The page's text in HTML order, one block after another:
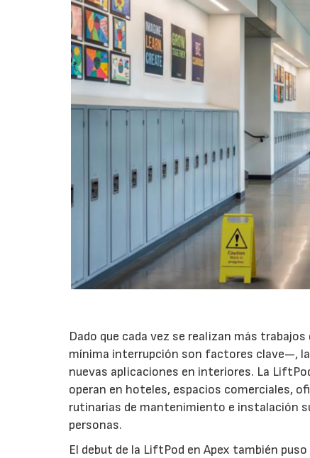
Dado que cada vez se realizan más
mínima interrupción son factores clave—, la
nuevas aplicaciones en interiores. La
operan en hoteles, espacios comerciales,
rutinarias de mantenimiento e instalación
personas.
El debut de la LiftPod en Apex también